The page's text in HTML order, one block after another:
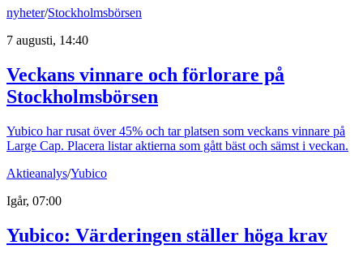
nyheter/Stockholmsbörsen
7 augusti, 14:40
Veckans vinnare och förlorare på
Stockholmsbörsen
Yubico har rusat över 45% och tar platsen som veckans vinnare på
Large Cap. Placera listar aktierna som gått bäst och sämst i veckan.
Aktieanalys/Yubico
Igår, 07:00
Yubico: Värderingen ställer höga krav